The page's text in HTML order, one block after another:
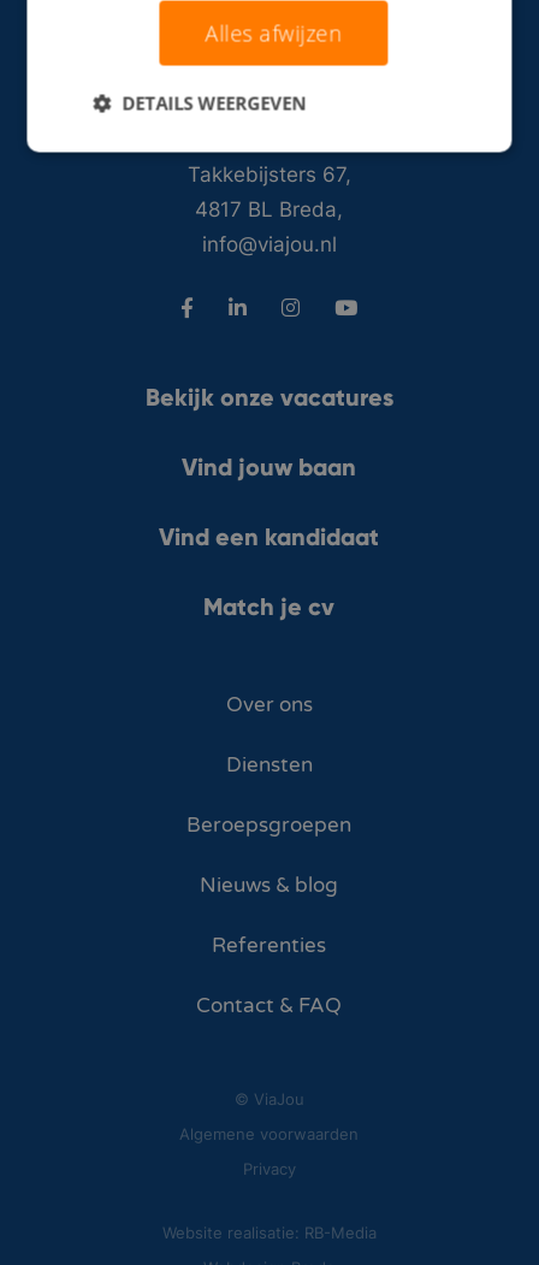
Takkebijsters 67,
4817 BL Breda,
info@viajou.nl
Bekijk onze vacatures
Vind jouw baan
Vind een kandidaat
Match je cv
Over ons
Diensten
Beroepsgroepen
Nieuws & blog
Referenties
Contact & FAQ
© ViaJou
Algemene voorwaarden
Privacy
Website realisatie: RB-Media
Alles afwijzen
DETAILS WEERGEVEN